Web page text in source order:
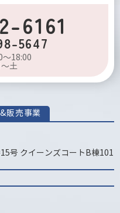
6161
5647
～18:00
土
販売事業
号 クイーンズコートB棟101